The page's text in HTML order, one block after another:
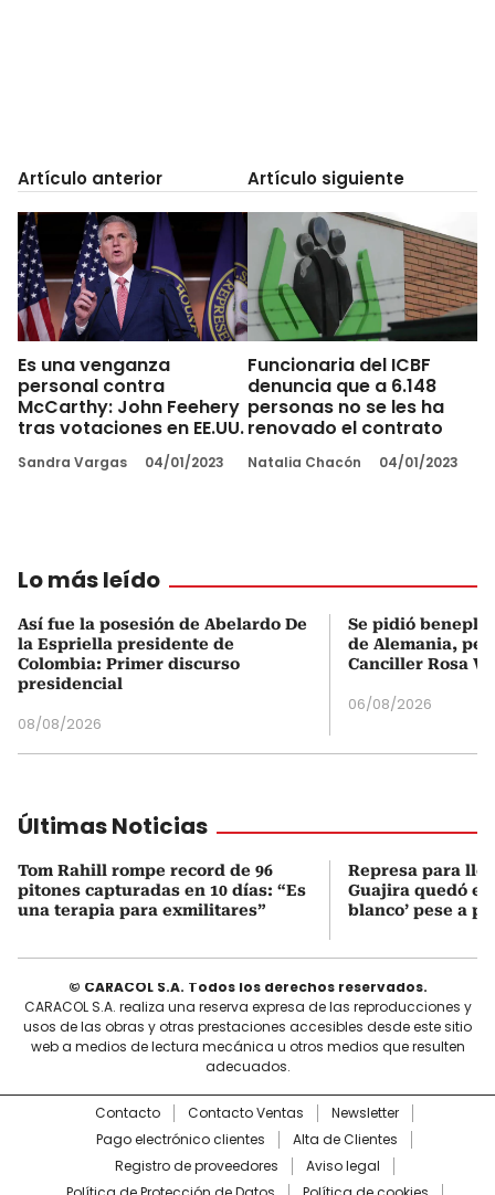
Artículo anterior
Es una venganza
personal contra
McCarthy: John Feehery
tras votaciones en EE.UU.
Sandra Vargas 04/01/2023
Artículo siguiente
Funcionaria del ICBF
denuncia que a 6.148
personas no se les ha
renovado el contrato
Natalia Chacón 04/01/2023
Lo más leído
Así fue la posesión de Abelardo De
la Espriella presidente de
Colombia: Primer discurso
presidencial
08/08/2026
Se pidió
de Alemania,
Canciller Rosa
06/08/2026
Últimas Noticias
Tom Rahill rompe record de 96
pitones capturadas en 10 días: “Es
una terapia para exmilitares”
Represa para
Guajira quedó en
blanco’ pese a
© CARACOL S.A. Todos los derechos reservados.
CARACOL S.A. realiza una reserva expresa de las reproducciones y
usos de las obras y otras prestaciones accesibles desde este sitio
web a medios de lectura mecánica u otros medios que resulten
adecuados.
Contacto Contacto Ventas
Newsletter
Pago electrónico clientes
Alta de Clientes
Registro de proveedores
Aviso legal